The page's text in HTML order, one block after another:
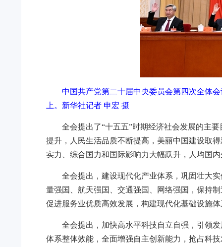
中国共产党第二十届中央委员会第四次全体
上。 新华社记者 申宏 摄
全会提出了“十五五”时期经济社会发展的主
提升，人民生活品质不断提高，美丽中国建设取
实力、综合国力和国际影响力大幅跃升，人均国
全会提出，建设现代化产业体系，巩固壮大
量强国、航天强国、交通强国、网络强国，保持
促进服务业优质高效发展，构建现代化基础设施
全会提出，加快高水平科技自立自强，引领
体系整体效能，全面增强自主创新能力，抢占科